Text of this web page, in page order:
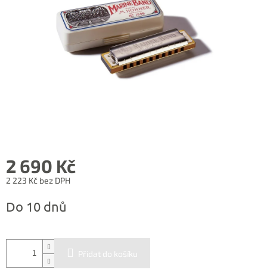
2 690 Kč
2 223 Kč bez DPH
cena:
Do 10 dnů
Přidat do košíku